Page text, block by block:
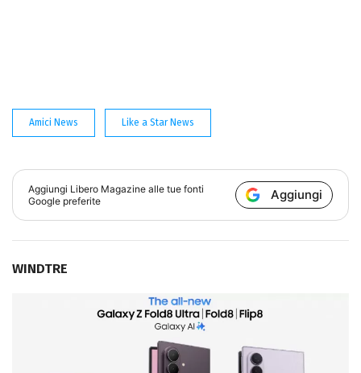
Amici News Like a Star News
Aggiungi Libero Magazine alle tue fonti
Google preferite
Aggiungi
WINDTRE